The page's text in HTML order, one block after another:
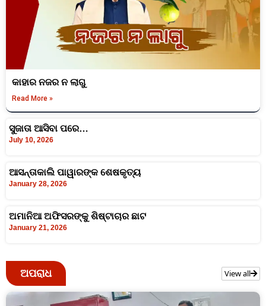
କାହାର ନଜର ନ ଲାଗୁ
Read More »
ସୁଜାତା ଆସିବା ପରେ…
July 10, 2026
ଆସନ୍ତାକାଲି ପାୱାରଙ୍କ ଶେଷକୃତ୍ୟ
January 28, 2026
ଅମାନିଆ ଅଫିସରଙ୍କୁ ଶିଷ୍ଟାଚାର ଛାଟ
January 21, 2026
ଅପରାଧ View all